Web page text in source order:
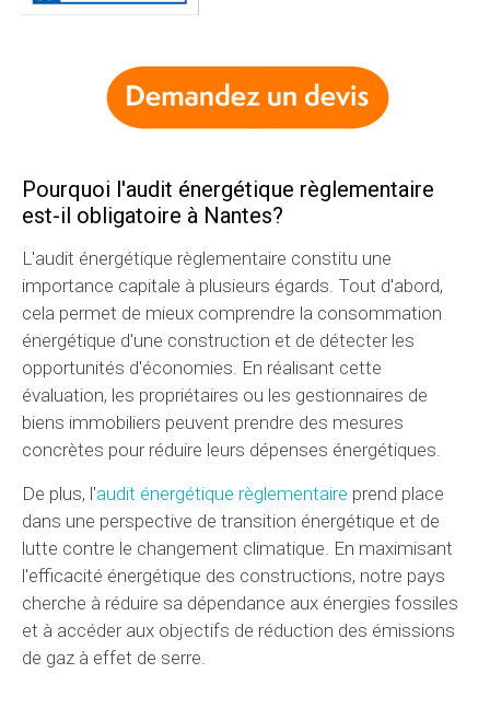
Pourquoi l'audit énergétique règlementaire
est-il obligatoire à Nantes?
L'audit énergétique règlementaire constitu une
importance capitale à plusieurs égards. Tout d'abord,
cela permet de mieux comprendre la consommation
énergétique d'une construction et de détecter les
opportunités d'économies. En réalisant cette
évaluation, les propriétaires ou les gestionnaires de
biens immobiliers peuvent prendre des mesures
concrètes pour réduire leurs dépenses énergétiques.
De plus, l'audit énergétique règlementaire prend place
dans une perspective de transition énergétique et de
lutte contre le changement climatique. En maximisant
l'efficacité énergétique des constructions, notre pays
cherche à réduire sa dépendance aux énergies fossiles
et à accéder aux objectifs de réduction des émissions
de gaz à effet de serre.